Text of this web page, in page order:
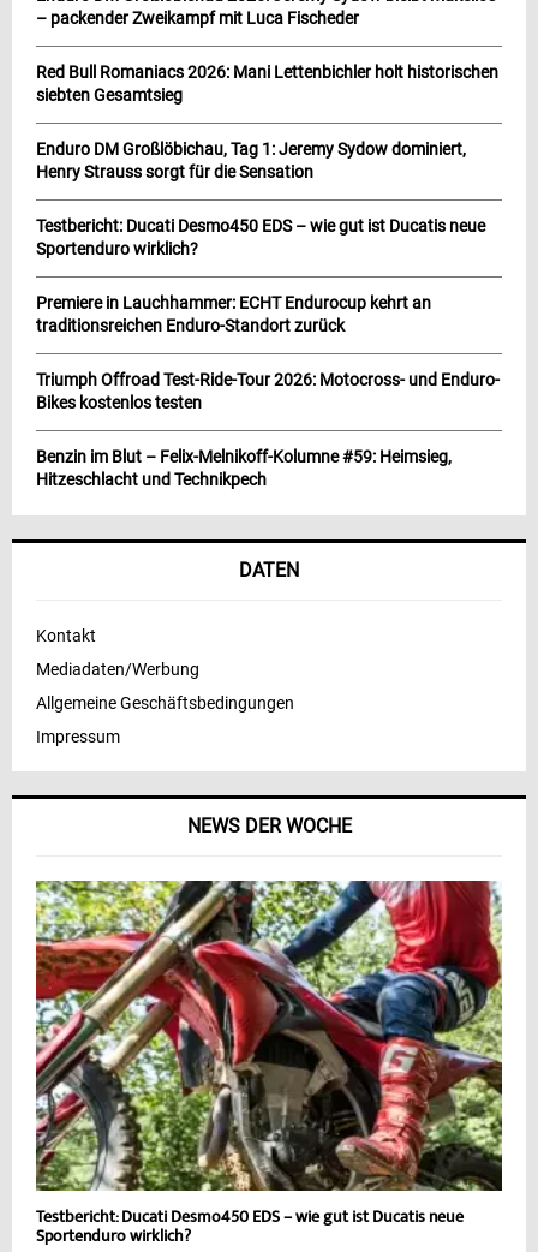
NEWS DER WOCHE
Testbericht: Ducati Desmo450 EDS – wie gut ist Ducatis neue
Sportenduro wirklich?
– packender Zweikampf mit Luca Fischeder
Red Bull Romaniacs 2026: Mani Lettenbichler holt historischen
siebten Gesamtsieg
Enduro DM Großlöbichau, Tag 1: Jeremy Sydow dominiert,
Henry Strauss sorgt für die Sensation
Testbericht: Ducati Desmo450 EDS – wie gut ist Ducatis neue
Sportenduro wirklich?
Premiere in Lauchhammer: ECHT Endurocup kehrt an
traditionsreichen Enduro-Standort zurück
Triumph Offroad Test-Ride-Tour 2026: Motocross- und Enduro-
Bikes kostenlos testen
Benzin im Blut – Felix-Melnikoff-Kolumne #59: Heimsieg,
Hitzeschlacht und Technikpech
DATEN
Kontakt
Mediadaten/Werbung
Allgemeine Geschäftsbedingungen
Impressum